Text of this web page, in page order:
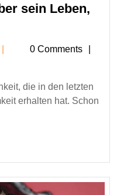
sein Leben,
0 Comments
die in den letzten
erhalten hat. Schon